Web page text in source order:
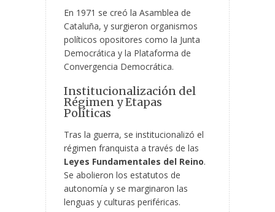
En 1971 se creó la Asamblea de
Cataluña, y surgieron organismos
políticos opositores como la Junta
Democrática y la Plataforma de
Convergencia Democrática.
Institucionalización del
Régimen y Etapas
Políticas
Tras la guerra, se institucionalizó el
régimen franquista a través de las
Leyes Fundamentales del Reino.
Se abolieron los estatutos de
autonomía y se marginaron las
lenguas y culturas periféricas.